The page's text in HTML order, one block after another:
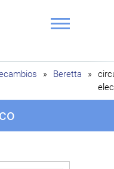
Ragas
» Beretta »